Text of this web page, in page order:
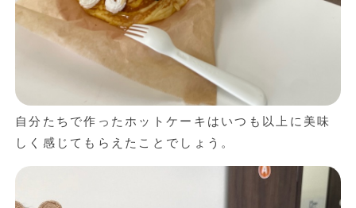
自分たちで作ったホットケーキはいつも以上に美味
しく感じてもらえたことでしょう。